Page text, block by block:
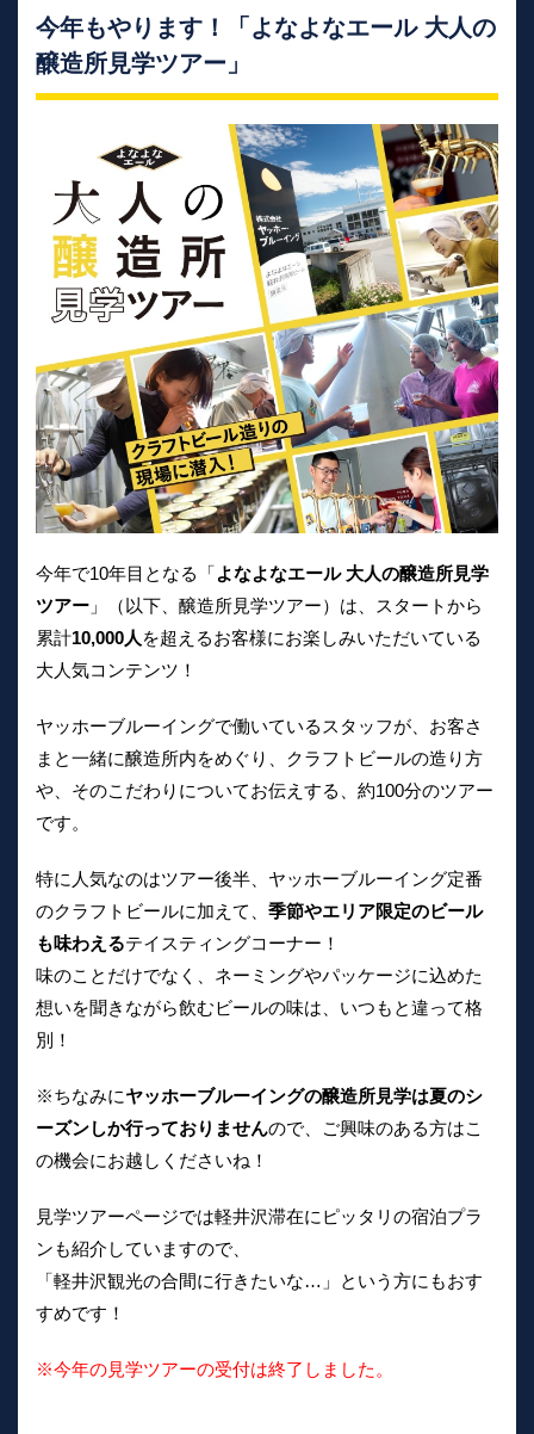
今年もやります！「よなよなエール 大人の
醸造所見学ツアー」
今年で10年目となる「よなよなエール 大人の醸造所見学
ツアー 」（以下、醸造所見学ツアー）は、スタートから
累計10,000人 を超えるお客様にお楽しみいただいている
大人気コンテンツ！
ヤッホーブルーイングで働いているスタッフが、お客さ
まと一緒に醸造所内をめぐり、クラフトビールの造り方
や、そのこだわりについてお伝えする、約100分のツアー
です。
特に人気なのはツアー後半、ヤッホーブルーイング定番
のクラフトビールに加えて、 季節やエリア限定のビール
も味わえるテイスティングコーナー！
味のことだけでなく、ネーミングやパッケージに込めた
想いを聞きながら飲むビールの味は、いつもと違って格
別！
※ちなみにヤッホーブルーイングの醸造所見学は夏のシ
ーズンしか行っておりませんので、ご興味のある方はこ
の機会にお越しくださいね！
見学ツアーページでは軽井沢滞在にピッタリの宿泊プラ
ンも紹介していますので、
「軽井沢観光の合間に行きたいな…」という方にもおす
すめです！
※今年の見学ツアーの受付は終了しました。